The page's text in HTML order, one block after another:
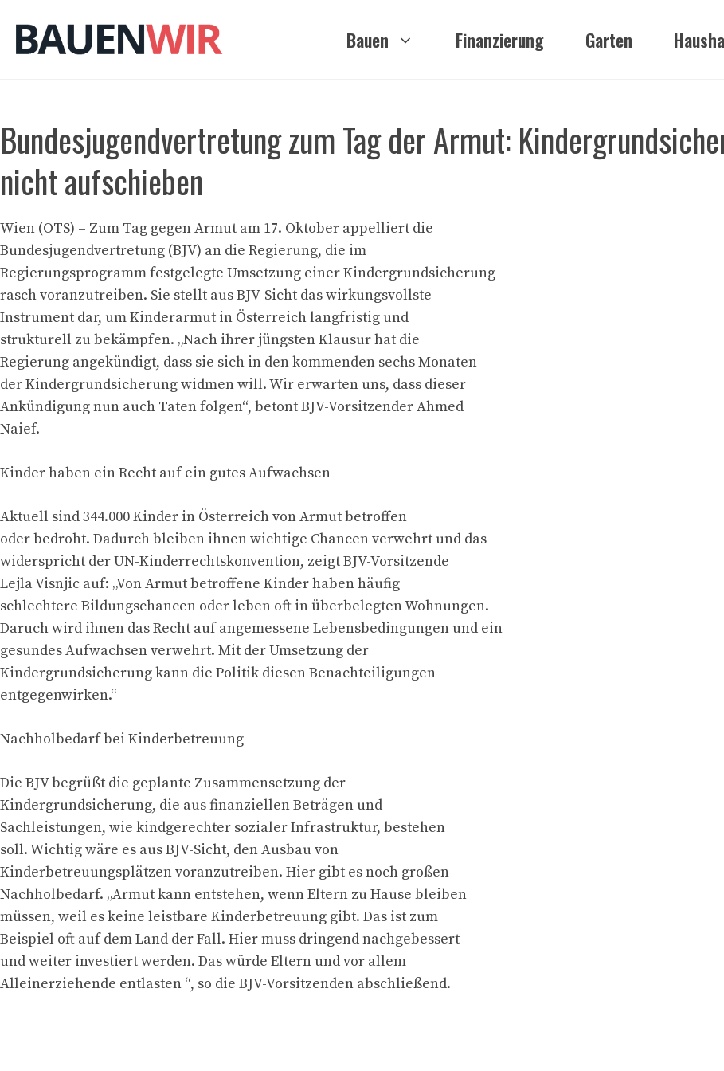
Inhalt
springen
Bauen Finanzierung Garten
Bundesjugendvertretung zum Tag der Armut:
nicht aufschieben
Wien (OTS) – Zum Tag gegen Armut am 17. Oktober appelliert die
Bundesjugendvertretung (BJV) an die Regierung, die im
Regierungsprogramm festgelegte Umsetzung einer Kindergrundsicherung
rasch voranzutreiben. Sie stellt aus BJV-Sicht das wirkungsvollste
Instrument dar, um Kinderarmut in Österreich langfristig und
strukturell zu bekämpfen. „Nach ihrer jüngsten Klausur hat die
Regierung angekündigt, dass sie sich in den kommenden sechs Monaten
der Kindergrundsicherung widmen will. Wir erwarten uns, dass dieser
Ankündigung nun auch Taten folgen“, betont BJV-Vorsitzender Ahmed
Naief.
Kinder haben ein Recht auf ein gutes Aufwachsen
Aktuell sind 344.000 Kinder in Österreich von Armut betroffen
oder bedroht. Dadurch bleiben ihnen wichtige Chancen verwehrt und das
widerspricht der UN-Kinderrechtskonvention, zeigt BJV-Vorsitzende
Lejla Visnjic auf: „Von Armut betroffene Kinder haben häufig
schlechtere Bildungschancen oder leben oft in überbelegten Wohnungen.
Daruch wird ihnen das Recht auf angemessene Lebensbedingungen und ein
gesundes Aufwachsen verwehrt. Mit der Umsetzung der
Kindergrundsicherung kann die Politik diesen Benachteiligungen
entgegenwirken.“
Nachholbedarf bei Kinderbetreuung
Die BJV begrüßt die geplante Zusammensetzung der
Kindergrundsicherung, die aus finanziellen Beträgen und
Sachleistungen, wie kindgerechter sozialer Infrastruktur, bestehen
soll. Wichtig wäre es aus BJV-Sicht, den Ausbau von
Kinderbetreuungsplätzen voranzutreiben. Hier gibt es noch großen
Nachholbedarf. „Armut kann entstehen, wenn Eltern zu Hause bleiben
müssen, weil es keine leistbare Kinderbetreuung gibt. Das ist zum
Beispiel oft auf dem Land der Fall. Hier muss dringend nachgebessert
und weiter investiert werden. Das würde Eltern und vor allem
Alleinerziehende entlasten “, so die BJV-Vorsitzenden abschließend.